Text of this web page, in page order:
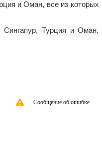
и Оман, все из которых
Сингапур, Турция и Оман,
Сообщение об ошибке